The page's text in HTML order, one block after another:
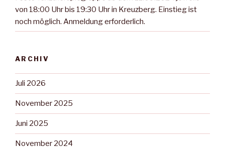
von 18:00 Uhr bis 19:30 Uhr in Kreuzberg. Einstieg ist
noch möglich. Anmeldung erforderlich.
ARCHIV
Juli 2026
November 2025
Juni 2025
November 2024